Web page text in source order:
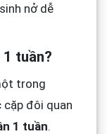
nở dễ
1 tuần?
trong
đôi quan
1 tuần.